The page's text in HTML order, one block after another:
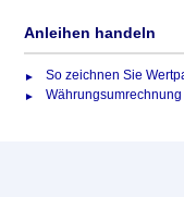
Anleihen handeln
So zeichnen Sie